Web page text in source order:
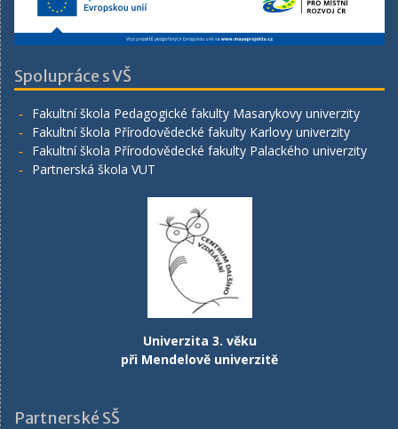
Spolupráce s VŠ
Fakultní škola Pedagogické fakulty Masarykovy univerzity
Fakultní škola Přírodovědecké fakulty Karlovy univerzity
Fakultní škola Přírodovědecké fakulty Palackého univerzity
Partnerská škola VUT
Univerzita 3. věku
při Mendelově univerzitě
Partnerské SŠ